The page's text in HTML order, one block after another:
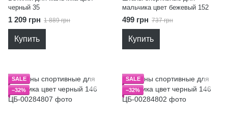
черный 35
1 209 грн 1 889 грн
Купить
мальчика цвет бежевый 152
499 грн 737 грн
Купить
SALE
−32%
SALE
−32%